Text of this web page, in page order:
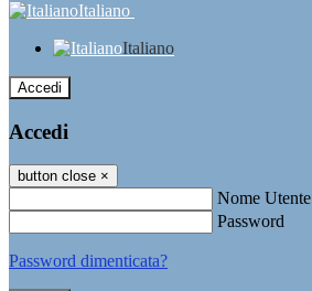
Italiano
Italiano
Accedi
Accedi
button close ×
Nome Utente
Password
Password dimenticata?